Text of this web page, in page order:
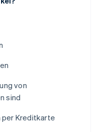
von
sind
Kreditkarte